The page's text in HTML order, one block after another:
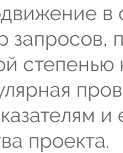
в
запросов,
степенью
проекта.